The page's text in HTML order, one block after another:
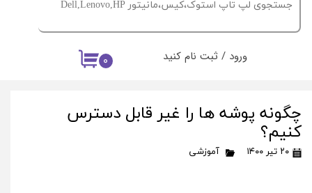
۰ ورود / ثبت نام کنید
چگونه پوشه ها را غیر قابل دسترس
کنیم؟
۲۰ تیر ۱۴۰۰ آموزشی